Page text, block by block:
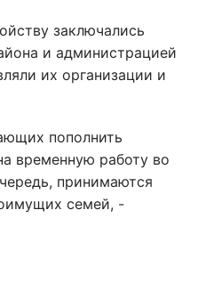
заключались
и администрацией
их организации и
пополнить
временную работу во
принимаются
семей, -